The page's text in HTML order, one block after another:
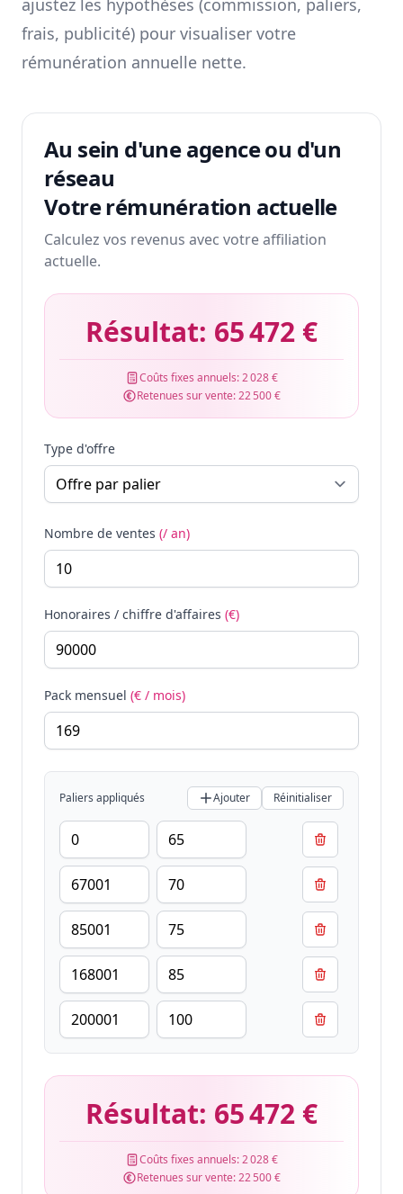
ajustez les hypothèses (commission, paliers,
frais, publicité) pour visualiser votre
rémunération annuelle nette.
Au sein d'une agence ou d'un
réseau
Votre rémunération actuelle
Calculez vos revenus avec votre affiliation
actuelle.
Résultat: 65 472 €
Coûts fixes annuels:2 028 €
Retenues sur vente:22 500 €
Type d'offre
Nombre de ventes (/ an)
Honoraires / chiffre d'affaires (€)
Pack mensuel (€ / mois)
Paliers appliqués Ajouter Réinitialiser
Résultat: 65 472 €
Coûts fixes annuels:2 028 €
Retenues sur vente:22 500 €